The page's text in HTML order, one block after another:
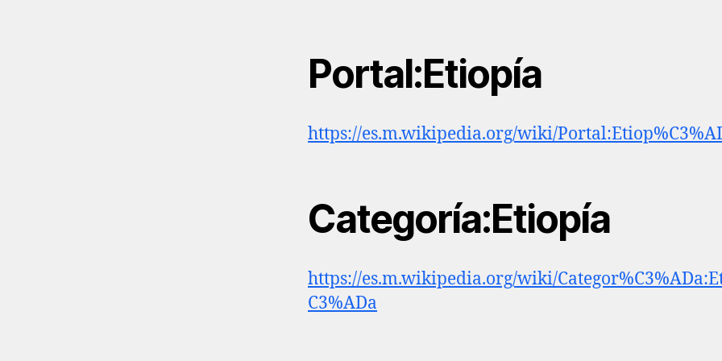
Portal:Etiopía
https://es.m.wikipedia.org/wiki/
Categoría:Etiopía
https://es.m.wikipedia.org/wiki/
C3%ADa